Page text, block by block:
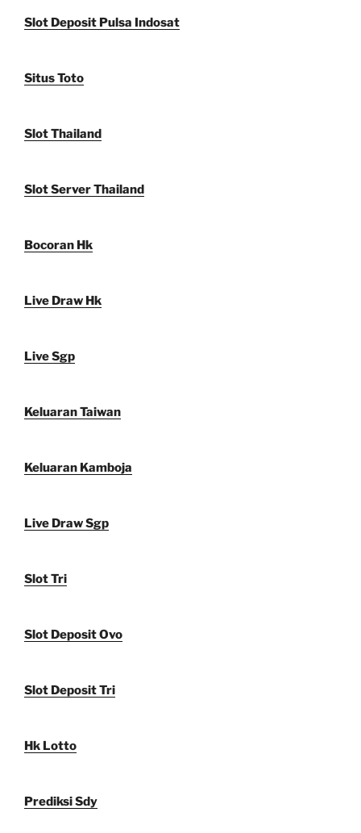
Slot Deposit Pulsa Indosat
Situs Toto
Slot Thailand
Slot Server Thailand
Bocoran Hk
Live Draw Hk
Live Sgp
Keluaran Taiwan
Keluaran Kamboja
Live Draw Sgp
Slot Tri
Slot Deposit Ovo
Slot Deposit Tri
Hk Lotto
Prediksi Sdy